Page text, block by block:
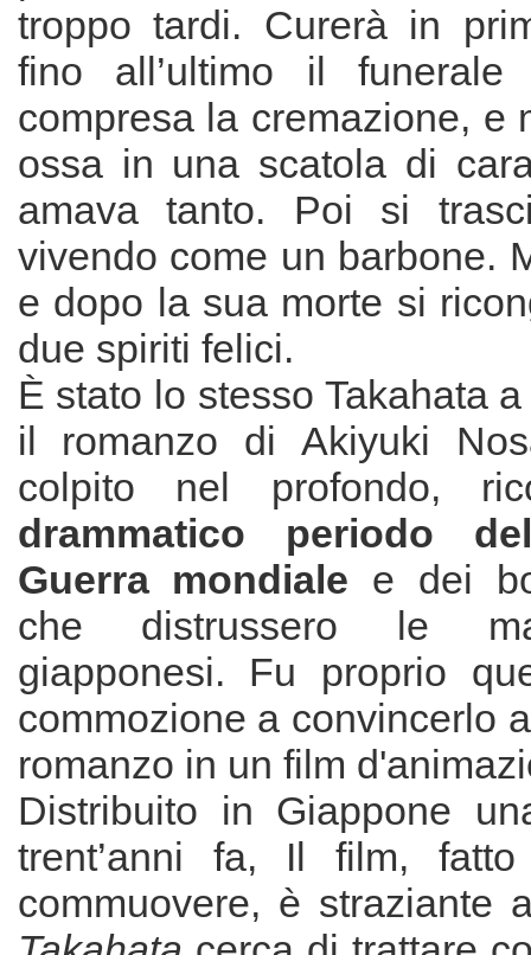
troppo tardi. Curerà in
fino all’ultimo il funerale
compresa la cremazione, e
ossa in una scatola di
amava tanto. Poi si
vivendo come un barbone.
e dopo la sua morte si
due spiriti felici.
È stato lo stesso Takahata
il romanzo di Akiyuki
colpito nel profondo,
drammatico periodo
Guerra mondiale e dei
che distrussero le
giapponesi. Fu proprio
commozione a convincerlo
romanzo in un film
Distribuito in Giappone
trent’anni fa, Il film,
commuovere, è straziante